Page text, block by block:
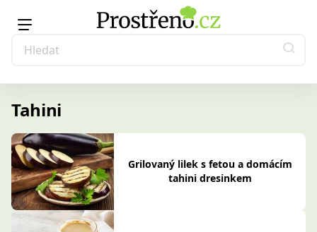
Tahini
Grilovaný lilek s fetou a domácím
tahini dresinkem